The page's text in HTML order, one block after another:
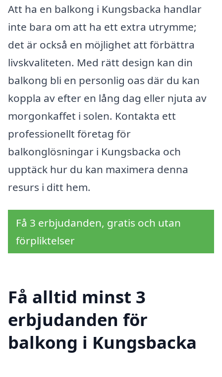
Att ha en balkong i Kungsbacka handlar
inte bara om att ha ett extra utrymme;
det är också en möjlighet att förbättra
livskvaliteten. Med rätt design kan din
balkong bli en personlig oas där du kan
koppla av efter en lång dag eller njuta av
morgonkaffet i solen. Kontakta ett
professionellt företag för
balkonglösningar i Kungsbacka och
upptäck hur du kan maximera denna
resurs i ditt hem.
Få 3 erbjudanden, gratis och utan
förpliktelser
Få alltid minst 3
erbjudanden för
balkong i Kungsbacka